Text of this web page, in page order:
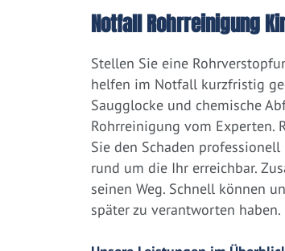
Notfall Rohrreinigung
Stellen Sie eine
helfen im Notfall kurzfristig
Saugglocke und chemische
Rohrreinigung vom Experten.
Sie den Schaden
rund um die Ihr erreichbar.
seinen Weg. Schnell können
später zu verantworten haben.